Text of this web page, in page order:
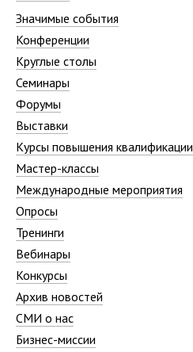
Значимые события
Конференции
Круглые столы
Семинары
Форумы
Выставки
Курсы повышения квалификации
Мастер-классы
Международные мероприятия
Опросы
Тренинги
Вебинары
Конкурсы
Архив новостей
СМИ о нас
Бизнес-миссии